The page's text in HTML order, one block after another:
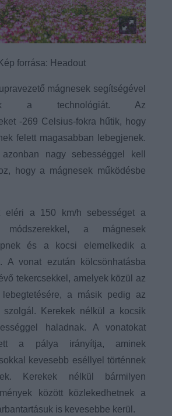
Kép forrása: Headout
mágnesek segítségével
a technológiát. Az
-269 Celsius-fokra hűtik, hogy
felett magasabban lebegjenek.
nagy sebességgel kell
hogy a mágnesek működésbe
eléri a 150 km/h sebességet a
módszerekkel, a mágnesek
és a kocsi elemelkedik a
A vonat ezután kölcsönhatásba
tekercsekkel, amelyek közül az
a másik pedig az
szolgál. Kerekek nélkül a kocsik
haladnak. A vonatokat
a pálya irányítja, aminek
kevesebb eséllyel történnek
Kerekek nélkül bármilyen
között közlekedhetnek a
is kevesebbe kerül.